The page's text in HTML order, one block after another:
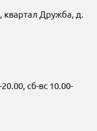
Дружба, д.
сб-вс 10.00-